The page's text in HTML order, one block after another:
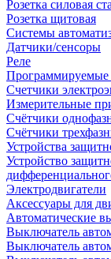
Розетка силовая
Розетка щитовая
Системы
Датчики/сенсоры
Реле
Программируемые
Счетчики
Измерительные
Счётчики
Счётчики
Устройства
Устройство
Электродвигатели
Аксессуары для
Автоматические
Выключатель
Выключатель